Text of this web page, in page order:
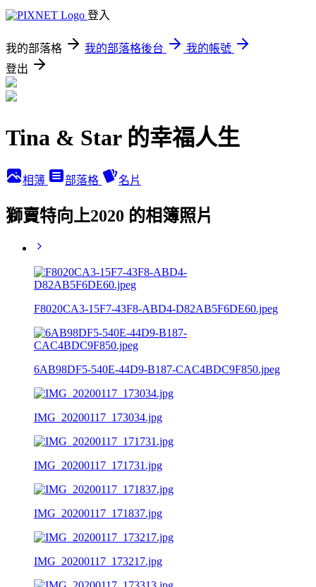
登入
我的部落格 我的部落格後台
我的帳號
登出
Tina & Star 的幸福人生
相簿 部落格 名片
獅賣特向上2020 的相簿照片
F8020CA3-15F7-43F8-ABD4-D82AB5F6DE60.jpeg
6AB98DF5-540E-44D9-B187-CAC4BDC9F850.jpeg
IMG_20200117_173034.jpg
IMG_20200117_171731.jpg
IMG_20200117_171837.jpg
IMG_20200117_173217.jpg